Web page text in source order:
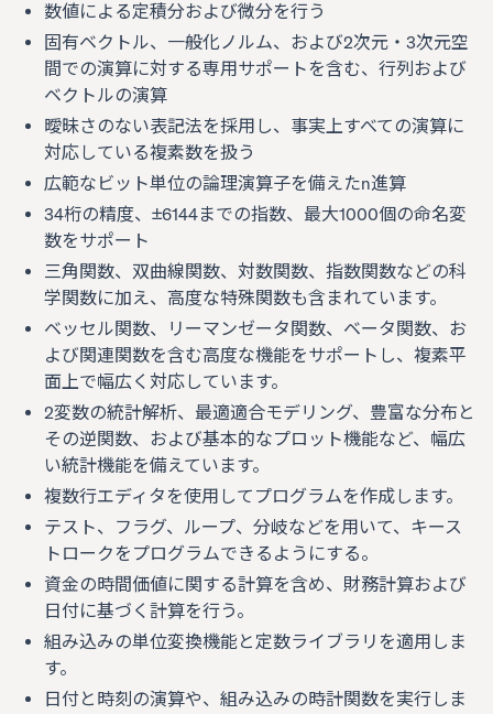
数値による定積分および微分を行う
固有ベクトル、一般化ノルム、および2次元・3次元空
間での演算に対する専用サポートを含む、行列および
ベクトルの演算
曖昧さのない表記法を採用し、事実上すべての演算に
対応している複素数を扱う
広範なビット単位の論理演算子を備えたn進算
34桁の精度、±6144までの指数、最大1000個の命名変
数をサポート
三角関数、双曲線関数、対数関数、指数関数などの科
学関数に加え、高度な特殊関数も含まれています。
ベッセル関数、リーマンゼータ関数、ベータ関数、お
よび関連関数を含む高度な機能をサポートし、複素平
面上で幅広く対応しています。
2変数の統計解析、最適適合モデリング、豊富な分布と
その逆関数、および基本的なプロット機能など、幅広
い統計機能を備えています。
複数行エディタを使用してプログラムを作成します。
テスト、フラグ、ループ、分岐などを用いて、キース
トロークをプログラムできるようにする。
資金の時間価値に関する計算を含め、財務計算および
日付に基づく計算を行う。
組み込みの単位変換機能と定数ライブラリを適用しま
す。
日付と時刻の演算や、組み込みの時計関数を実行しま